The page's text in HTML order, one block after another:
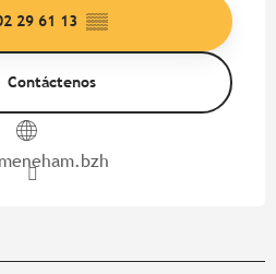
29 61 13 ▒▒
Contáctenos